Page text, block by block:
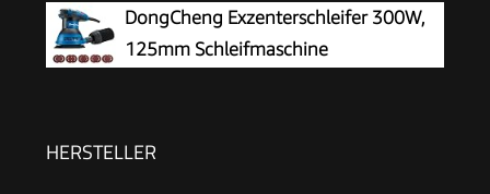
DongCheng Exzenterschleifer 300W,
125mm Schleifmaschine
HERSTELLER